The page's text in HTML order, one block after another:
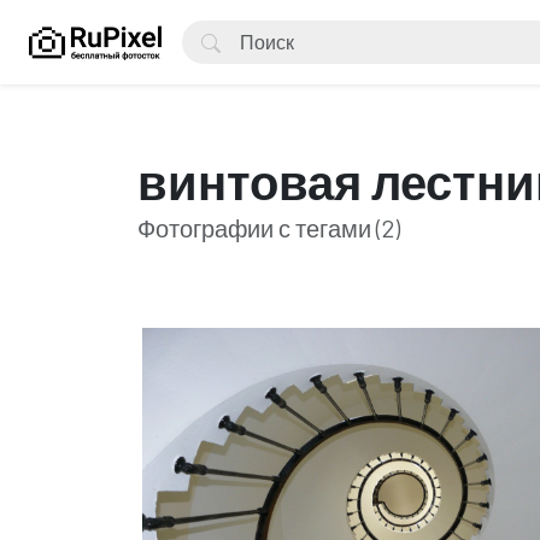
винтовая
Фотографии с тегами (2)